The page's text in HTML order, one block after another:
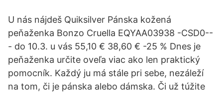
U nás nájdeš Quiksilver Pánska kožená
peňaženka Bonzo Cruella EQYAA03938 -CSD0--
- do 10.3. u vás 55,10 € 38,60 € -25 % Dnes je
peňaženka určite oveľa viac ako len praktický
pomocník. Každý ju má stále pri sebe, nezáleží
na tom, či je pánska alebo dámska. Či už túžite